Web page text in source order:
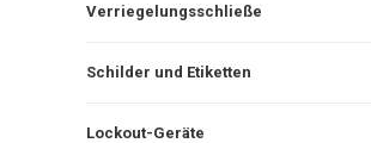
Verriegelungsschließe
Schilder und Etiketten
Lockout-Geräte